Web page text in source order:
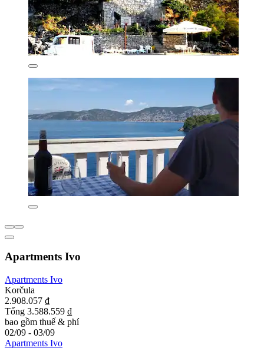
Apartments Ivo
Apartments Ivo
Korčula
2.908.057 ₫
Tổng 3.588.559 ₫
bao gồm thuế & phí
02/09 - 03/09
Apartments Ivo